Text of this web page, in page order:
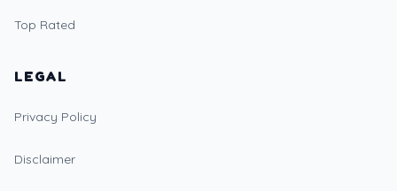
Top Rated
LEGAL
Privacy Policy
Disclaimer